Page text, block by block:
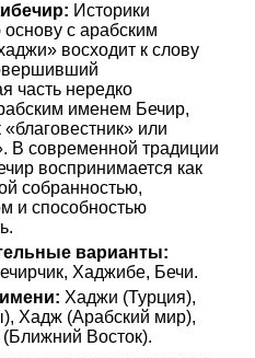
Историки
с арабским
восходит к слову
часть нередко
именем Бечир,
или
В современной традиции
воспринимается как
собранностью,
и способностью
варианты:
Хаджибе, Бечи.
Хаджи (Турция),
Хадж (Арабский мир),
Восток).